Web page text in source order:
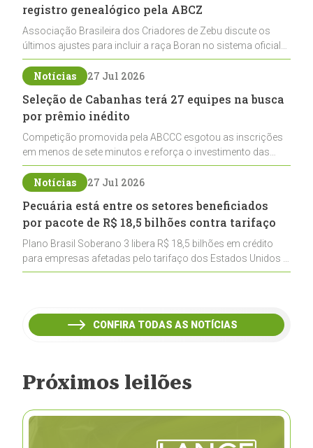
registro genealógico pela ABCZ
Associação Brasileira dos Criadores de Zebu discute os
últimos ajustes para incluir a raça Boran no sistema oficial
de registros, abrindo caminho para sua expansão na
pecuária nacional
Notícias 27 Jul 2026
Seleção de Cabanhas terá 27 equipes na busca
por prêmio inédito
Competição promovida pela ABCCC esgotou as inscrições
em menos de sete minutos e reforça o investimento das
cabanhas na seleção genética de Cavalos Crioulos voltados
ao laço
Notícias 27 Jul 2026
Pecuária está entre os setores beneficiados
por pacote de R$ 18,5 bilhões contra tarifaço
Plano Brasil Soberano 3 libera R$ 18,5 bilhões em crédito
para empresas afetadas pelo tarifaço dos Estados Unidos e
inclui a pecuária entre os setores estratégicos
CONFIRA TODAS AS NOTÍCIAS
Próximos leilões